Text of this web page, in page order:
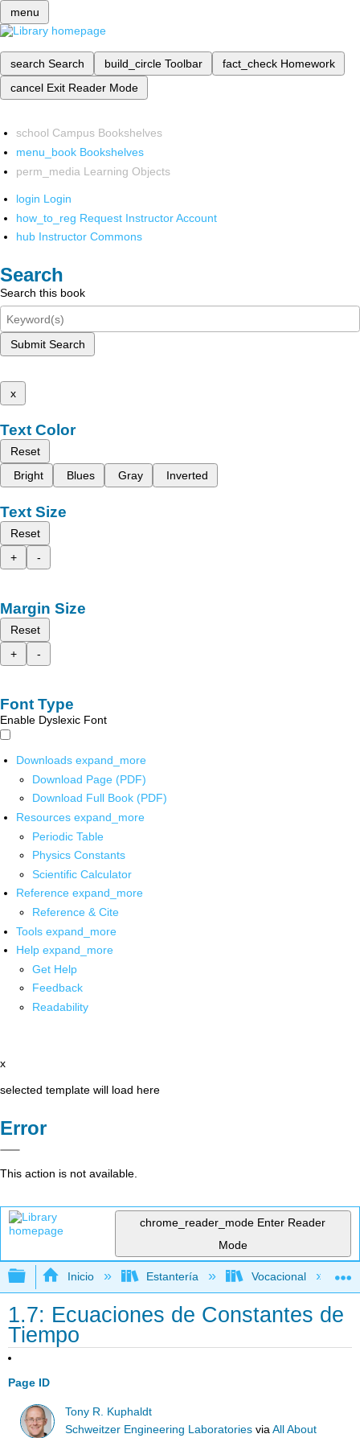
menu
search Search build_circle Toolbar fact_check Homework
cancel Exit Reader Mode
school Campus Bookshelves
menu_book Bookshelves
perm_media Learning Objects
login Login
how_to_reg Request Instructor Account
hub Instructor Commons
Search
Search this book
Submit Search
x
Text Color
Reset
Bright
Blues Gray Inverted
Text Size
Reset
+
-
Margin Size
Reset
+
-
Font Type
Enable Dyslexic Font
Downloads expand_more
Download Page (PDF)
Download Full Book (PDF)
Resources expand_more
Periodic Table
Physics Constants
Scientific Calculator
Reference expand_more
Reference & Cite
Tools expand_more
Help expand_more
Get Help
Feedback
Readability
x
selected template will load here
Error
This action is not available.
chrome_reader_mode Enter Reader
Mode
Expandir/contraer jerarquía global
Inicio Estantería Vocacional
1.7: Ecuaciones de Constantes de
Tiempo
Page ID
Tony R. Kuphaldt
Schweitzer Engineering Laboratories viaAll About